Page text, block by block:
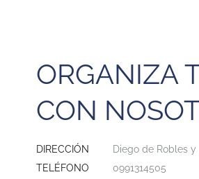
ORGANIZA
CON
DIRECCIÓN
Diego de Robles
TELÉFONO
0991314505